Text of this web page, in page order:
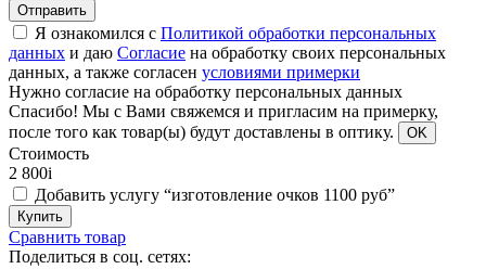
Отправить
Я ознакомился с Политикой обработки персональных
данных и даю Согласие на обработку своих персональных
данных, а также согласен условиями примерки
Нужно согласие на обработку персональных данных
Спасибо! Мы с Вами свяжемся и пригласим на примерку,
после того как товар(ы) будут доставлены в оптику.
OK
Стоимость
2 800i
Добавить услугу “изготовление очков 1100 руб”
Купить
Сравнить товар
Поделиться в соц. сетях: